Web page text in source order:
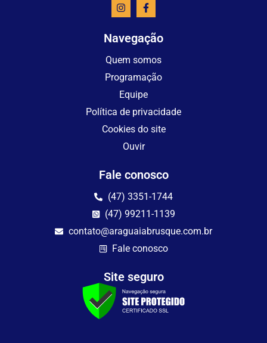
Navegação
Quem somos
Programação
Equipe
Política de privacidade
Cookies do site
Ouvir
Fale conosco
(47) 3351-1744
(47) 99211-1139
contato@araguaiabrusque.com.br
Fale conosco
Site seguro